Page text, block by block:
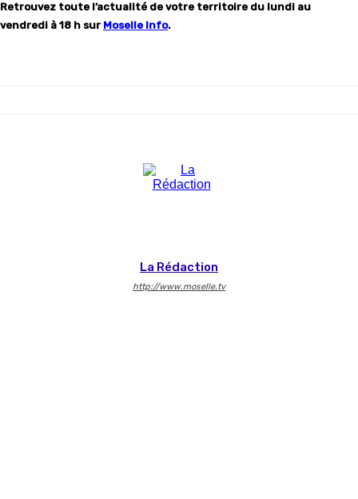
Retrouvez toute l’actualité de votre territoire du lundi au
vendredi à 18 h sur Moselle Info.
La Rédaction
http://www.moselle.tv